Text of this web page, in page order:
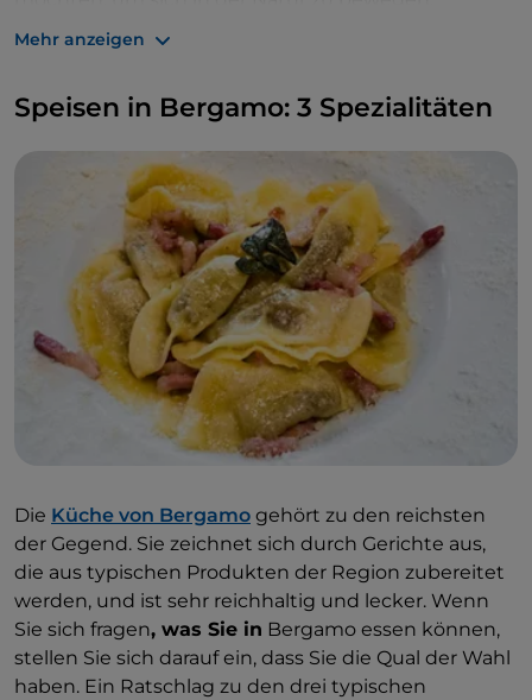
Mehr anzeigen
Speisen in Bergamo: 3 Spezialitäten
Die Küche von Bergamo gehört zu den reichsten
der Gegend. Sie zeichnet sich durch Gerichte aus,
die aus typischen Produkten der Region zubereitet
werden, und ist sehr reichhaltig und lecker. Wenn
Sie sich fragen, was Sie in Bergamo essen können,
stellen Sie sich darauf ein, dass Sie die Qual der Wahl
haben. Ein Ratschlag zu den drei typischen